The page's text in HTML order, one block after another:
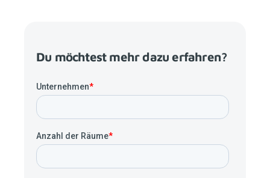
Du möchtest mehr dazu erfahren?